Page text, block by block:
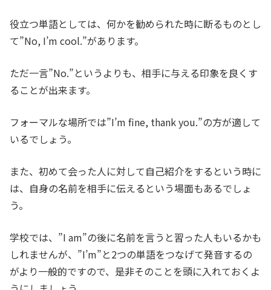
役立つ単語としては、何かを勧められた時に断るものとし
て”No, I’m cool.”があります。
ただ一言”No.”というよりも、相手に与える印象を良くす
ることが出来ます。
フォーマルな場所では”I’m fine, thank you.”の方が適して
いるでしょう。
また、初めて会った人に対して自己紹介をするという時に
は、自身の名前を相手に伝えるという場面もあるでしょ
う。
学校では、”I am”の後に名前を言うと習った人もいるかも
しれませんが、”I’m”と2つの単語をつなげて発音するの
がより一般的ですので、是非そのことを頭に入れておくよ